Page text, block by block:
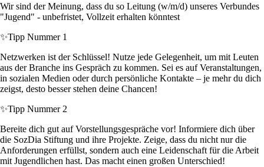
Wir sind der Meinung, dass du so Leitung (w/m/d) unseres Verbundes
"Jugend" - unbefristet, Vollzeit erhalten könntest
✨Tipp Nummer 1
Netzwerken ist der Schlüssel! Nutze jede Gelegenheit, um mit Leuten
aus der Branche ins Gespräch zu kommen. Sei es auf Veranstaltungen,
in sozialen Medien oder durch persönliche Kontakte – je mehr du dich
zeigst, desto besser stehen deine Chancen!
✨Tipp Nummer 2
Bereite dich gut auf Vorstellungsgespräche vor! Informiere dich über
die SozDia Stiftung und ihre Projekte. Zeige, dass du nicht nur die
Anforderungen erfüllst, sondern auch eine Leidenschaft für die Arbeit
mit Jugendlichen hast. Das macht einen großen Unterschied!